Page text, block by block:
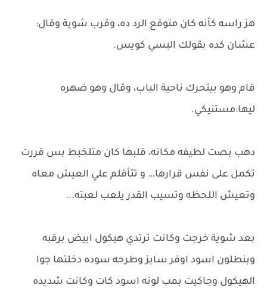
هز راسه كأنه كان متوقع الرد ده، وقرب شوية وقال:
عشان كده بقولك البسي كويس.
قام وهو بيتحرك ناحية الباب، وقال وهو ضهره
ليها:مستنيكي.
دهب بصت لطيفه مكانه، قلبها كان متلخبط بس قررت
تكمل على نفس قرارها… و تتأقلم علي العيش معاه
وتعيش اللحظه وتسيب القدر يلعب لعبته...
بعد شوية خرجت وكانت ترتدي هيكول ابيض برقبه
وبنطلون اسود اوفر سايز وطرحه سوده دخلتها جوا
الهيكول وجاكيت بمب لونه اسود كات وكانت شديده